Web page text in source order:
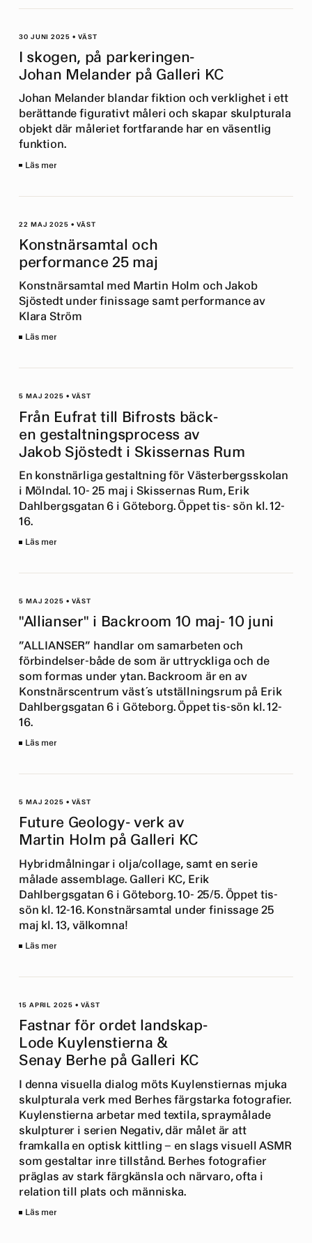
30 JUNI 2025 • VÄST
I skogen, på parkeringen-
Johan Melander på Galleri KC
Johan Melander blandar fiktion och verklighet i ett
berättande figurativt måleri och skapar skulpturala
objekt där måleriet fortfarande har en väsentlig
funktion.
Läs mer
22 MAJ 2025 • VÄST
Konstnärsamtal och
performance 25 maj
Konstnärsamtal med Martin Holm och Jakob
Sjöstedt under finissage samt performance av
Klara Ström
Läs mer
5 MAJ 2025 • VÄST
Från Eufrat till Bifrosts bäck-
en gestaltningsprocess av
Jakob Sjöstedt i Skissernas Rum
En konstnärliga gestaltning för Västerbergsskolan
i Mölndal. 10- 25 maj i Skissernas Rum, Erik
Dahlbergsgatan 6 i Göteborg. Öppet tis- sön kl. 12-
16.
Läs mer
5 MAJ 2025 • VÄST
"Allianser" i Backroom 10 maj- 10 juni
”ALLIANSER” handlar om samarbeten och
förbindelser-både de som är uttryckliga och de
som formas under ytan. Backroom är en av
Konstnärscentrum väst´s utställningsrum på Erik
Dahlbergsgatan 6 i Göteborg. Öppet tis-sön kl. 12-
16.
Läs mer
5 MAJ 2025 • VÄST
Future Geology- verk av
Martin Holm på Galleri KC
Hybridmålningar i olja/collage, samt en serie
målade assemblage. Galleri KC, Erik
Dahlbergsgatan 6 i Göteborg. 10- 25/5. Öppet tis-
sön kl. 12-16. Konstnärsamtal under finissage 25
maj kl. 13, välkomna!
Läs mer
15 APRIL 2025 • VÄST
Fastnar för ordet landskap-
Lode Kuylenstierna &
Senay Berhe på Galleri KC
I denna visuella dialog möts Kuylenstiernas mjuka
skulpturala verk med Berhes färgstarka fotografier.
Kuylenstierna arbetar med textila, spraymålade
skulpturer i serien Negativ, där målet är att
framkalla en optisk kittling – en slags visuell ASMR
som gestaltar inre tillstånd. Berhes fotografier
präglas av stark färgkänsla och närvaro, ofta i
relation till plats och människa.
Läs mer